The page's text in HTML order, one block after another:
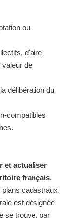
ou
d'aire
valeur de
délibération du
compatibles
et actualiser
français.
cadastraux
est désignée
se trouve, par